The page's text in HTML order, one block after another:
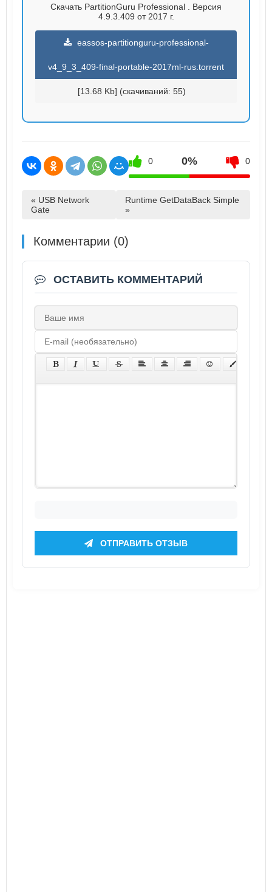
Скачать PartitionGuru Professional . Версия
4.9.3.409 от 2017 г.
eassos-partitionguru-professional-
v4_9_3_409-final-portable-2017ml-rus.torrent
[13.68 Kb] (cкачиваний: 55)
0 0% 0
« USB Network
Gate
Runtime GetDataBack Simple
»
Комментарии (0)
ОСТАВИТЬ КОММЕНТАРИЙ
ОТПРАВИТЬ ОТЗЫВ